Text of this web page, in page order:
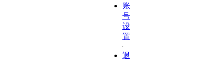
账
号
设
置
退